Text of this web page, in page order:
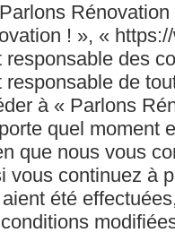
! », «
responsable des
responsable de
à « Parlons
quel
que nous vous
vous continuez à
été